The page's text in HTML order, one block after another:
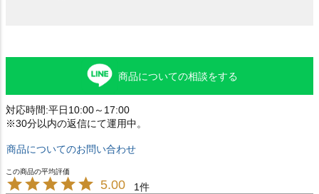
商品についての相談をする
対応時間:平日10:00～17:00
※30分以内の返信にて運用中。
商品についてのお問い合わせ
5.00 1